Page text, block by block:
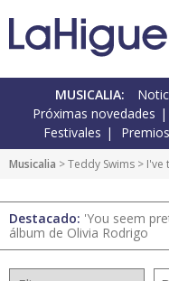
MUSICALIA:
Próximas novedades
Festivales
Premios
Musicalia >Teddy Swims > I've
Destacado: 'You seem
álbum de Olivia Rodrigo